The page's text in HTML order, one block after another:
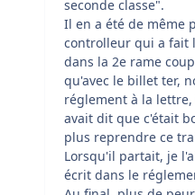
seconde classe".
Il en a été de même
controlleur qui a fait
dans la 2e rame
qu'avec le billet ter,
réglement à la
avait dit que c'était
plus reprendre ce
Lorsqu'il partait, je
écrit dans le